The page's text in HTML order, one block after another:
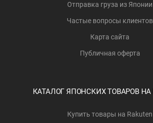
Отправка груза из Японии
Частые вопросы клиентов
Карта сайта
Публичная оферта
КАТАЛОГ ЯПОНСКИХ ТОВАРОВ
Купить товары на Rakuten